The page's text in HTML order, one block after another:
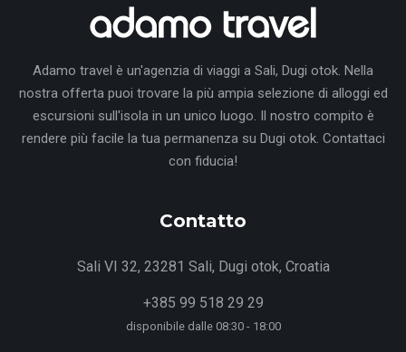
Adamo travel è un'agenzia di viaggi a Sali, Dugi otok. Nella
nostra offerta puoi trovare la più ampia selezione di alloggi ed
escursioni sull'isola in un unico luogo. Il nostro compito è
rendere più facile la tua permanenza su Dugi otok. Contattaci
con fiducia!
Contatto
Sali VI 32, 23281 Sali, Dugi otok, Croatia
+385 99 518 29 29
disponibile dalle 08:30 - 18:00